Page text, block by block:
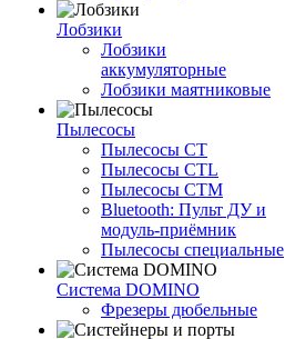
Лобзики
Лобзики
аккумуляторные
Лобзики маятниковые
Пылесосы
Пылесосы CT
Пылесосы CTL
Пылесосы CTM
Bluetooth: Пульт ДУ и
модуль-приёмник
Пылесосы специальные
Система DOMINO
Фрезеры дюбельные